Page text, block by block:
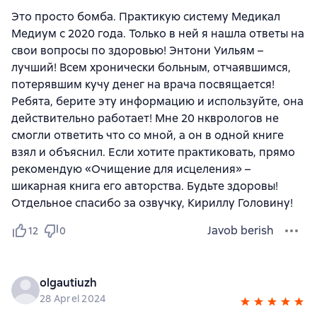
Это просто бомба. Практикую систему Медикал
Медиум с 2020 года. Только в ней я нашла ответы на
свои вопросы по здоровью! Энтони Уильям –
лучший! Всем хронически больным, отчаявшимся,
потерявшим кучу денег на врача посвящается!
Ребята, берите эту информацию и используйте, она
действительно работает! Мне 20 нкврологов не
смогли ответить что со мной, а он в одной книге
взял и объяснил. Если хотите практиковать, прямо
рекомендую «Очищение для исцеления» –
шикарная книга его авторства. Будьте здоровы!
Отдельное спасибо за озвучку, Кириллу Головину!
12 0 Javob berish
olgautiuzh
28 Aprel 2024